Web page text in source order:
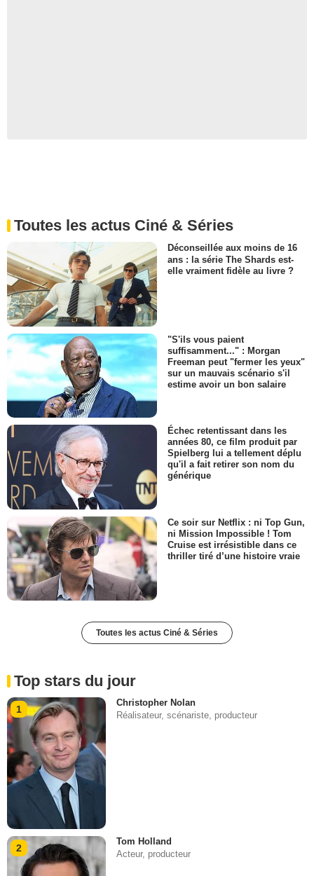
Toutes les actus Ciné & Séries
Déconseillée aux moins de 16
ans : la série The Shards est-
elle vraiment fidèle au livre ?
"S'ils vous paient
suffisamment..." : Morgan
Freeman peut "fermer les yeux"
sur un mauvais scénario s'il
estime avoir un bon salaire
Échec retentissant dans les
années 80, ce film produit par
Spielberg lui a tellement déplu
qu'il a fait retirer son nom du
générique
Ce soir sur Netflix : ni Top Gun,
ni Mission Impossible ! Tom
Cruise est irrésistible dans ce
thriller tiré d’une histoire vraie
Toutes les actus Ciné & Séries
Top stars du jour
1
Christopher Nolan
Réalisateur, scénariste, producteur
2
Tom Holland
Acteur, producteur